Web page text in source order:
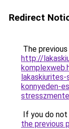
Redirect
The
http://
konnyeden-
If you do
the previous